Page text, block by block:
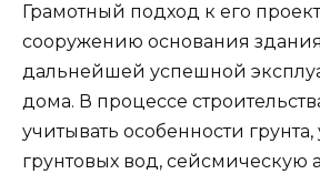
Грамотный подход к его
сооружению основания
дальнейшей успешной
дома. В процессе
учитывать особенности
грунтовых вод, сейсмическую